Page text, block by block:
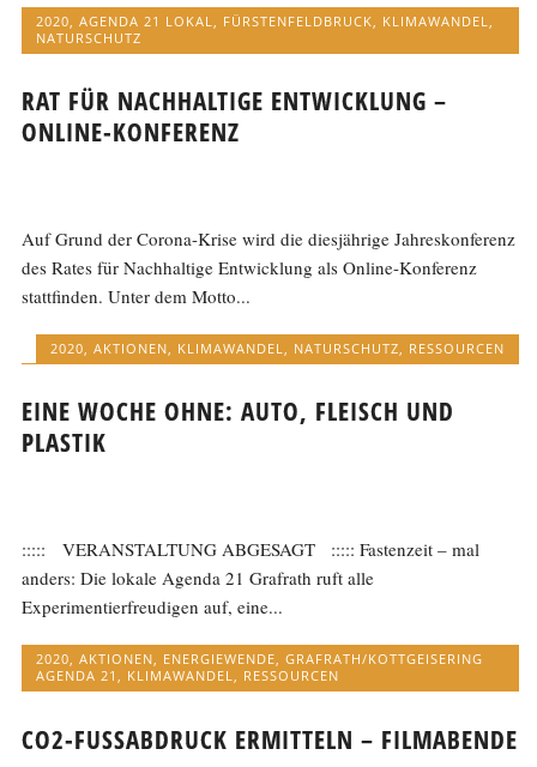
2020 ,AGENDA 21 LOKAL FÜRSTENFELDBRUCK KLIMAWANDEL
NATURSCHUTZ
RAT FÜR NACHHALTIGE ENTWICKLUNG –
ONLINE-KONFERENZ
Auf Grund der Corona-Krise wird die diesjährige Jahreskonferenz
des Rates für Nachhaltige Entwicklung als Online-Konferenz
stattfinden. Unter dem Motto...
2020, AKTIONEN, KLIMAWANDEL, NATURSCHUTZ, RESSOURCEN
EINE WOCHE OHNE: AUTO, FLEISCH UND
PLASTIK
::::: VERANSTALTUNG ABGESAGT ::::: Fastenzeit – mal
anders: Die lokale Agenda 21 Grafrath ruft alle
Experimentierfreudigen auf, eine...
2020,AKTIONEN, ENERGIEWENDE,GRAFRATH/KOTTGEISERING
AGENDA 21, KLIMAWANDEL, RESSOURCEN
CO2-FUSSABDRUCK ERMITTELN – FILMABENDE